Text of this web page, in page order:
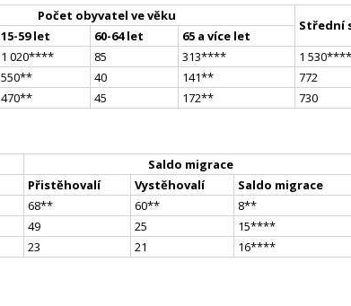
Počet obyvatel ve věku
Střední
15-59 let 60-64 let
65 a více let
1 020**** 85 313**** 1 530****
550** 40 141**
772
470** 45 172**
730
Saldo migrace
Přistěhovalí Vystěhovalí
Saldo migrace
68** 60** 8**
49 25 15****
23 21 16****